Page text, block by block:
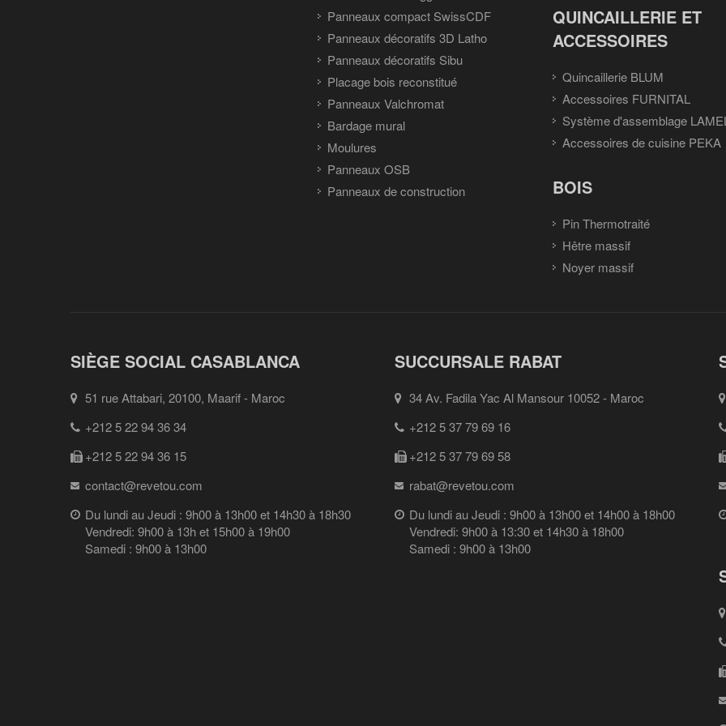
Panneaux compact SwissCDF
Panneaux décoratifs 3D Latho
Panneaux décoratifs Sibu
Placage bois reconstitué
Panneaux Valchromat
Bardage mural
Moulures
Panneaux OSB
Panneaux de construction
QUINCAILLERIE ET
ACCESSOIRES
Quincaillerie BLUM
Accessoires FURNITAL
Système d'assemblage
Accessoires de cuisine PEKA
BOIS
Pin Thermotraité
Hêtre massif
Noyer massif
SIÈGE SOCIAL CASABLANCA
51 rue Attabari, 20100, Maarif - Maroc
+212 5 22 94 36 34
+212 5 22 94 36 15
contact@revetou.com
Du lundi au Jeudi : 9h00 à 13h00 et 14h30 à 18h30
Vendredi: 9h00 à 13h et 15h00 à 19h00
Samedi : 9h00 à 13h00
SUCCURSALE RABAT
34 Av. Fadila Yac Al Mansour 10052 - Maroc
+212 5 37 79 69 16
+212 5 37 79 69 58
rabat@revetou.com
Du lundi au Jeudi : 9h00 à 13h00 et 14h00 à 18h00
Vendredi: 9h00 à 13:30 et 14h30 à 18h00
Samedi : 9h00 à 13h00